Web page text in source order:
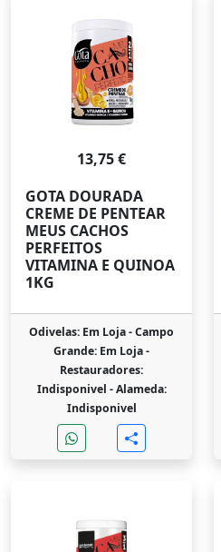
13,75 €
GOTA DOURADA
CREME DE PENTEAR
MEUS CACHOS
PERFEITOS
VITAMINA E QUINOA
1KG
Odivelas: Em Loja -Campo
Grande: Em Loja -
Restauradores:
Indisponivel -Alameda:
Indisponivel